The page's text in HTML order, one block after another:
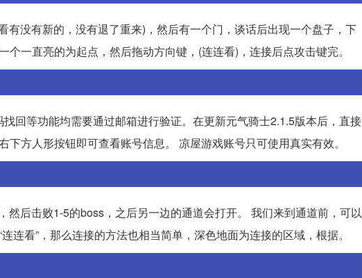
没有新的，没有退了重来)，然后有一个门，谈话后出现一个盘子，下
一直亮的为起点，然后拖动方向键，(连连看)，连接后点攻击键完。
回等功能均需要通过邮箱进行验证。在更新元气骑士2.1.5版本后，直接
方人形按钮即可查看账号信息。 凉屋游戏账号只可使用真实有效。
后击败1-5的boss，之后另一边的通道会打开。 我们来到通道前，可以
看”，那么连接的方法也相当简单，深色地面为连接的区域，根据。